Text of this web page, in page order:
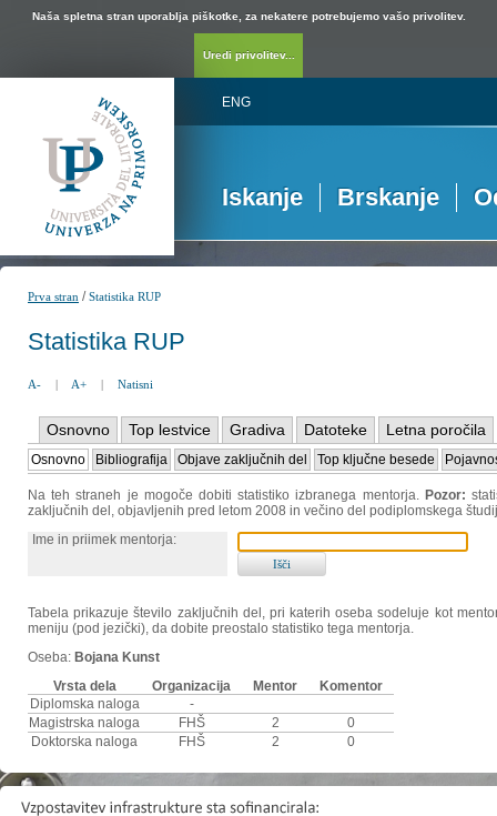
Naša spletna stran uporablja piškotke, za nekatere potrebujemo vašo privolitev.
Uredi privolitev...
ENG
Iskanje Brskanje
Prva stran /Statistika RUP
Statistika RUP
A- | A+ | Natisni
Osnovno Top lestvice Gradiva Datoteke Letna poročila
Osnovno Bibliografija Objave zaključnih del Top ključne besede
Na teh straneh je mogoče dobiti statistiko izbranega mentorja. Pozor:
zaključnih del, objavljenih pred letom 2008 in večino del podiplomskega
Ime in priimek mentorja:
Tabela prikazuje število zaključnih del, pri katerih oseba sodeluje kot
meniju (pod jezički), da dobite preostalo statistiko tega mentorja.
Oseba: Bojana Kunst
Vrsta dela
Organizacija Mentor
Komentor
Diplomska naloga
-
Magistrska naloga
FHŠ 2
0
Doktorska naloga
FHŠ 2 0